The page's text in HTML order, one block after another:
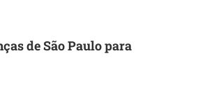
de São Paulo para